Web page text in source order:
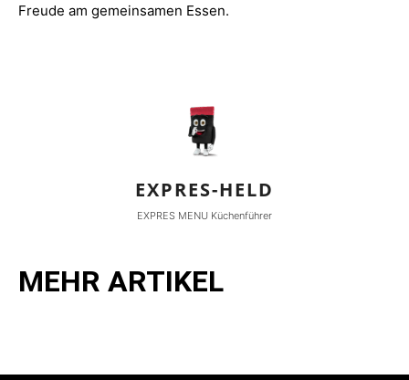
Freude am gemeinsamen Essen.
EXPRES-HELD
EXPRES MENU Küchenführer
MEHR ARTIKEL